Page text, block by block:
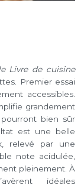
Livre de cuisine
Premier essai
accessibles.
grandement
bien sûr
est une belle
relevé par une
note acidulée,
pleinement. À
idéales